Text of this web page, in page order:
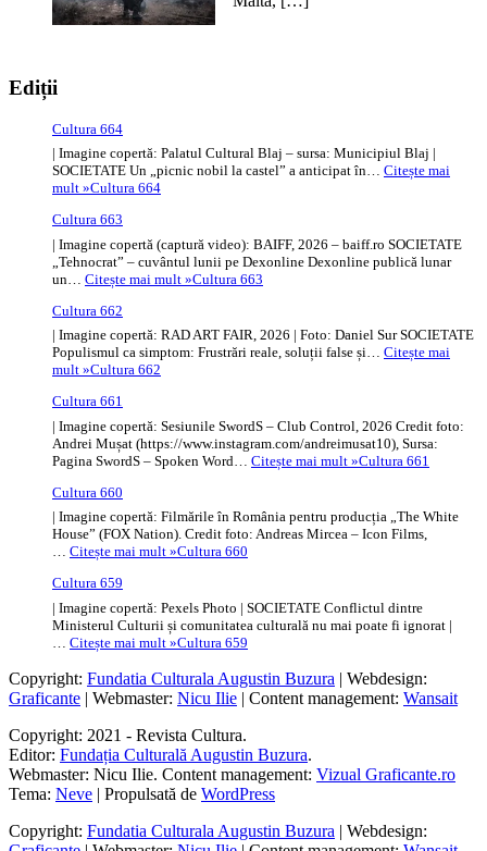
Ediții
Cultura 664
| Imagine copertă: Palatul Cultural Blaj – sursa: Municipiul Blaj |
SOCIETATE Un „picnic nobil la castel” a anticipat în… Citește mai
mult »Cultura 664
Cultura 663
| Imagine copertă (captură video): BAIFF, 2026 – baiff.ro SOCIETATE
„Tehnocrat” – cuvântul lunii pe Dexonline Dexonline publică lunar
un… Citește mai mult »Cultura 663
Cultura 662
| Imagine copertă: RAD ART FAIR, 2026 | Foto: Daniel Sur SOCIETATE
Populismul ca simptom: Frustrări reale, soluții false și… Citește mai
mult »Cultura 662
Cultura 661
| Imagine copertă: Sesiunile SwordS – Club Control, 2026 Credit foto:
Andrei Mușat (https://www.instagram.com/andreimusat10), Sursa:
Pagina SwordS – Spoken Word… Citește mai mult »Cultura 661
Cultura 660
| Imagine copertă: Filmările în România pentru producția „The White
House” (FOX Nation). Credit foto: Andreas Mircea – Icon Films,
… Citește mai mult »Cultura 660
Cultura 659
| Imagine copertă: Pexels Photo | SOCIETATE Conflictul dintre
Ministerul Culturii și comunitatea culturală nu mai poate fi ignorat |
Citește mai mult »Cultura 659
Copyright: Fundatia Culturala Augustin Buzura | Webdesign:
Graficante | Webmaster: Nicu Ilie | Content management: Wansait
Copyright: 2021 - Revista Cultura.
Editor: Fundația Culturală Augustin Buzura.
Webmaster: Nicu Ilie. Content management: Vizual Graficante.ro
Tema: Neve | Propulsată de WordPress
Copyright: Fundatia Culturala Augustin Buzura | Webdesign: